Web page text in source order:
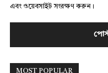
এবং ওয়েবসাইট সংরক্ষণ করুন।
MOST POPULAR